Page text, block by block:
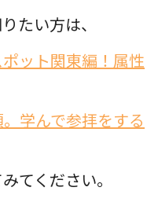
たい方は、
ット関東編！属性
学んで参拝をする
てください。